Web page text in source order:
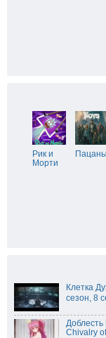
Рик и
Морти
Пацаны
Клетка
сезон, 8
Chivalry